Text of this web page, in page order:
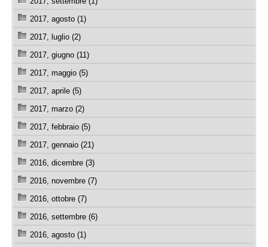
2017, agosto (1)
2017, luglio (2)
2017, giugno (11)
2017, maggio (5)
2017, aprile (5)
2017, marzo (2)
2017, febbraio (5)
2017, gennaio (21)
2016, dicembre (3)
2016, novembre (7)
2016, ottobre (7)
2016, settembre (6)
2016, agosto (1)